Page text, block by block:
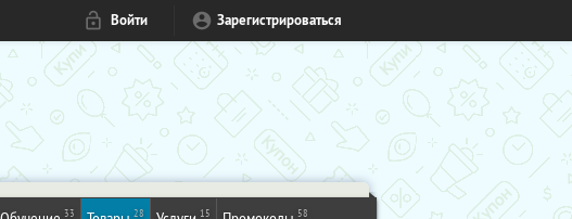
Войти Зарегистрироваться
33 28 15 58